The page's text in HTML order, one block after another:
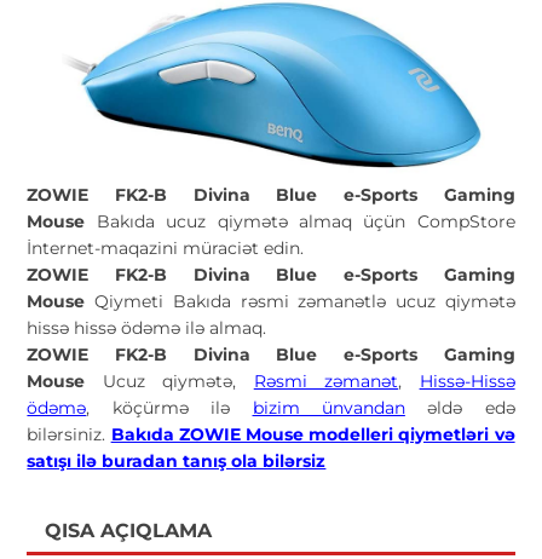
ZOWIE FK2-B Divina Blue e-Sports Gaming
Mouse Bakıda ucuz qiymətə almaq üçün CompStore
İnternet-maqazini müraciət edin.
ZOWIE FK2-B Divina Blue e-Sports Gaming
MouseQiymeti Bakıda rəsmi zəmanətlə ucuz qiymətə
hissə hissə ödəmə ilə almaq.
ZOWIE FK2-B Divina Blue e-Sports Gaming
Mouse Ucuz qiymətə, Rəsmi zəmanət, Hissə-Hissə
ödəmə, köçürmə ilə bizim ünvandanəldə edə
bilərsiniz. Bakıda ZOWIE Mouse modelleri qiymetləri və
satışı ilə buradan tanış ola bilərsiz
QISA AÇIQLAMA